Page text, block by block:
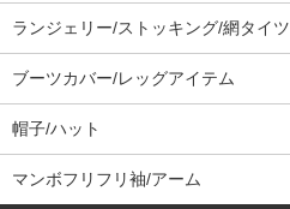
ランジェリー/ストッキング/網タイツ
ブーツカバー/レッグアイテム
帽子/ハット
マンボフリフリ袖/アーム